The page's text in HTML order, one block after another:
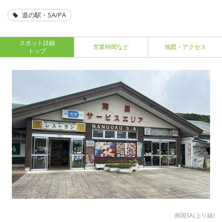
道の駅・SA/PA
スポット詳細
トップ
営業時間など 地図・アクセス
南国SA(上り線)